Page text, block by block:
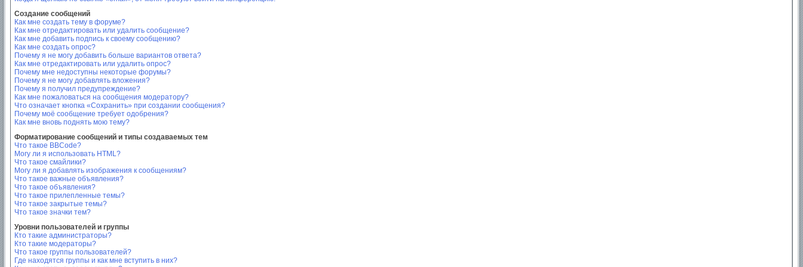
Создание сообщений
Как мне создать тему в форуме?
Как мне отредактировать или удалить сообщение?
Как мне добавить подпись к своему сообщению?
Как мне создать опрос?
Почему я не могу добавить больше вариантов ответа?
Как мне отредактировать или удалить опрос?
Почему мне недоступны некоторые форумы?
Почему я не могу добавлять вложения?
Почему я получил предупреждение?
Как мне пожаловаться на сообщения модератору?
Что означает кнопка «Сохранить» при создании сообщения?
Почему моё сообщение требует одобрения?
Как мне вновь поднять мою тему?
Форматирование сообщений и типы создаваемых тем
Что такое BBCode?
Могу ли я использовать HTML?
Что такое смайлики?
Могу ли я добавлять изображения к сообщениям?
Что такое важные объявления?
Что такое объявления?
Что такое прилепленные темы?
Что такое закрытые темы?
Что такое значки тем?
Уровни пользователей и группы
Кто такие администраторы?
Кто такие модераторы?
Что такое группы пользователей?
Где находятся группы и как мне вступить в них?